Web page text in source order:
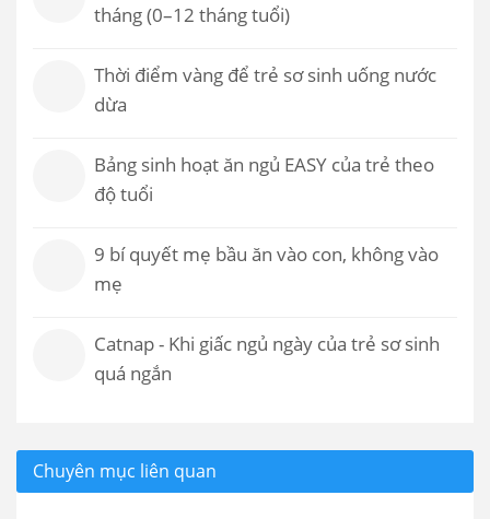
tháng (0–12 tháng tuổi)
Thời điểm vàng để trẻ sơ sinh uống nước
dừa
Bảng sinh hoạt ăn ngủ EASY của trẻ theo
độ tuổi
9 bí quyết mẹ bầu ăn vào con, không vào
mẹ
Catnap - Khi giấc ngủ ngày của trẻ sơ sinh
quá ngắn
Chuyên mục liên quan